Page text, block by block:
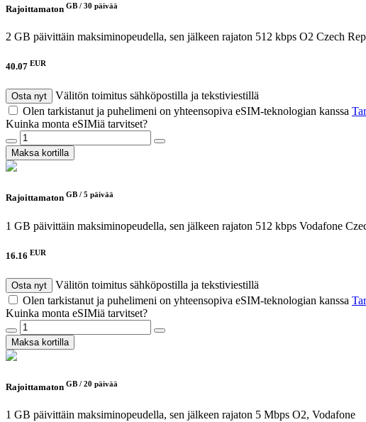
Rajoittamaton GB / 30 päivää
2 GB päivittäin maksiminopeudella, sen jälkeen rajaton 512 kbps O2 Czech
40.07 EUR
Osta nyt
Välitön toimitus sähköpostilla ja tekstiviestillä
Olen tarkistanut ja puhelimeni on yhteensopiva eSIM-teknologian kanssa
Kuinka monta eSIMiä tarvitset?
Maksa kortilla
Rajoittamaton GB / 5 päivää
1 GB päivittäin maksiminopeudella, sen jälkeen rajaton 512 kbps Vodafone
16.16 EUR
Osta nyt
Välitön toimitus sähköpostilla ja tekstiviestillä
Olen tarkistanut ja puhelimeni on yhteensopiva eSIM-teknologian kanssa
Kuinka monta eSIMiä tarvitset?
Maksa kortilla
Rajoittamaton GB / 20 päivää
1 GB päivittäin maksiminopeudella, sen jälkeen rajaton 5 Mbps O2, Vodafone